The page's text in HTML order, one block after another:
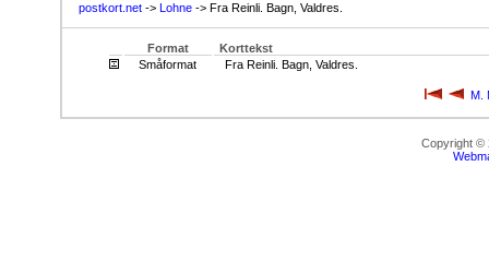
postkort.net -> Lohne -> Fra Reinli. Bagn, Valdres.
Format
Korttekst
Småformat
Fra Reinli. Bagn, Valdres.
M.
Copyright ©